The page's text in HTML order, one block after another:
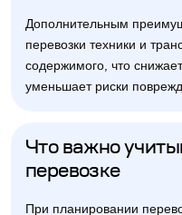
Дополнительным
перевозки техники и
содержимого, что
уменьшает риски
Что важно
перевозке
При планировании